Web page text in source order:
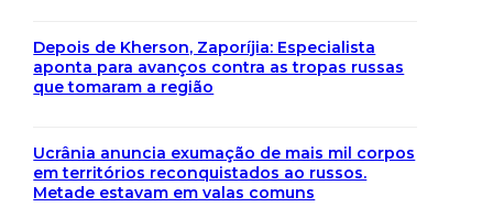
Depois de Kherson, Zaporíjia: Especialista
aponta para avanços contra as tropas russas
que tomaram a região
Ucrânia anuncia exumação de mais mil corpos
em territórios reconquistados ao russos.
Metade estavam em valas comuns